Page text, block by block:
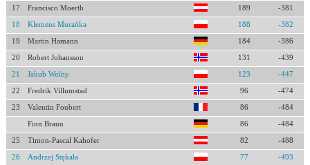
17 Francisco Moerth 189 -381
18 Klemens Murańka 188 -382
19 Martin Hamann 184 -386
20 Robert Johansson 131 -439
21 Jakub Wolny 123 -447
22 Fredrik Villumstad 96 -474
23 Valentin Foubert 86 -484
Finn Braun 86 -484
25 Timon-Pascal Kahofer 82 -488
26 Andrzej Stękała 77 -493